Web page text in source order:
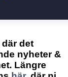
det
nyheter &
Längre